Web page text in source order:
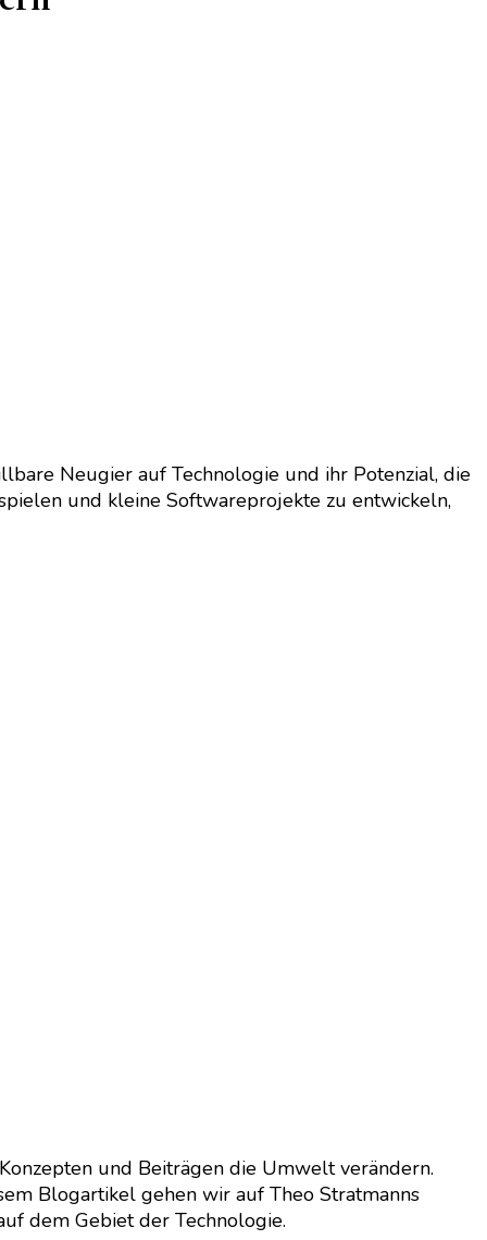
Neugier auf Technologie und ihr Potenzial, die
und kleine Softwareprojekte zu entwickeln,
und Beiträgen die Umwelt verändern.
Blogartikel gehen wir auf Theo Stratmanns
dem Gebiet der Technologie.